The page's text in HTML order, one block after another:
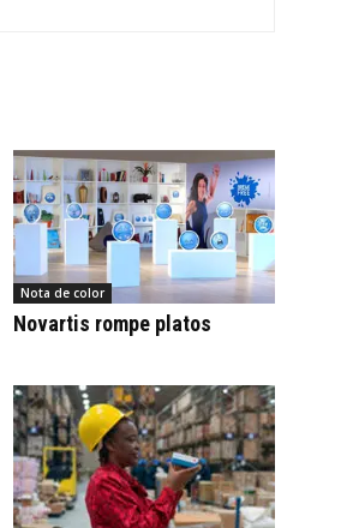
Nota de color
Novartis rompe platos